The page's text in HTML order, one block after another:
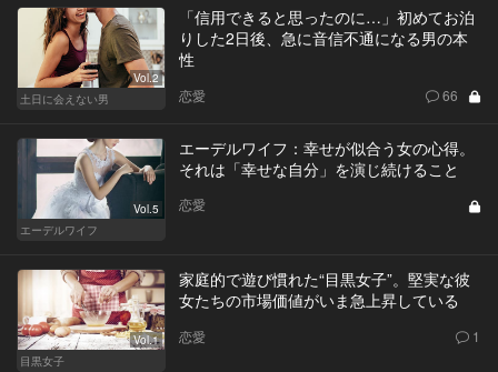
Vol.2
土日に会えない男
「信用できると思ったのに…」初めてお泊
りした2日後、急に音信不通になる男の本
性
恋愛 66
Vol.5
エーデルワイフ
エーデルワイフ：幸せが似合う女の心得。
それは「幸せな自分」を演じ続けること
恋愛
Vol.1
目黒女子
家庭的で遊び慣れた“目黒女子”。堅実な彼
女たちの市場価値がいま急上昇している
恋愛 1